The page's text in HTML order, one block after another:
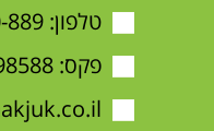
טלפון:889
פקס: 1533-9098588